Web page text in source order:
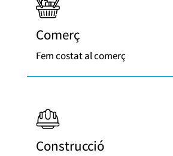
Comerç
Fem costat al comerç
Construcció